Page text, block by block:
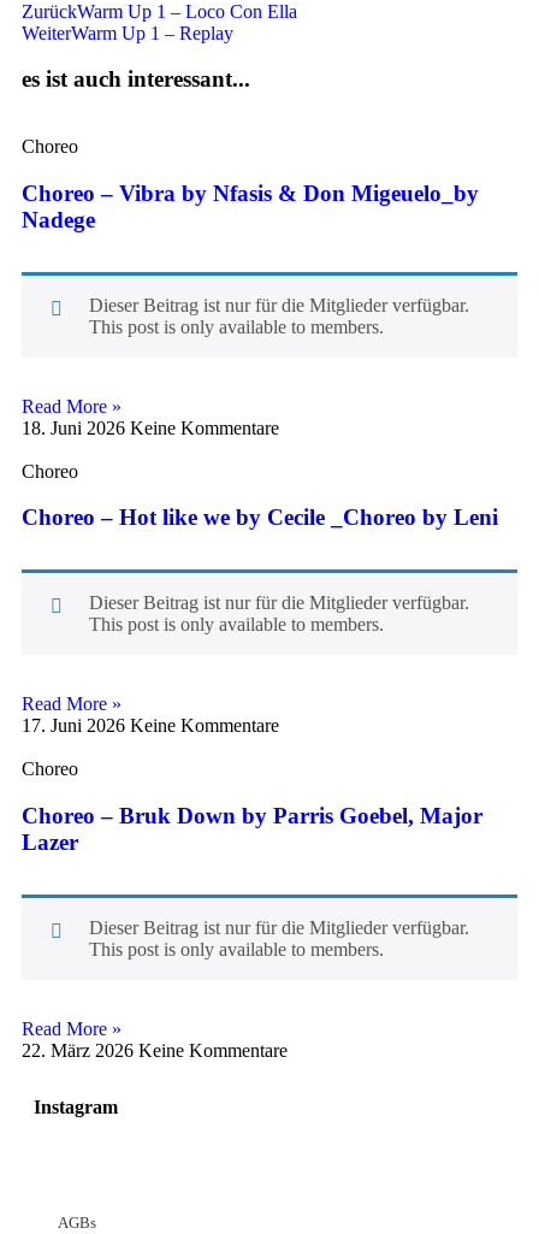
ZurückWarm Up 1 – Loco Con Ella
WeiterWarm Up 1 – Replay
es ist auch interessant...
Choreo
Choreo – Vibra by Nfasis & Don Migeuelo_by
Nadege
Dieser Beitrag ist nur für die Mitglieder verfügbar.
This post is only available to members.
Read More »
18. Juni 2026 Keine Kommentare
Choreo
Choreo – Hot like we by Cecile _Choreo by Leni
Dieser Beitrag ist nur für die Mitglieder verfügbar.
This post is only available to members.
Read More »
17. Juni 2026 Keine Kommentare
Choreo
Choreo – Bruk Down by Parris Goebel, Major
Lazer
Dieser Beitrag ist nur für die Mitglieder verfügbar.
This post is only available to members.
Read More »
22. März 2026 Keine Kommentare
Instagram
AGBs